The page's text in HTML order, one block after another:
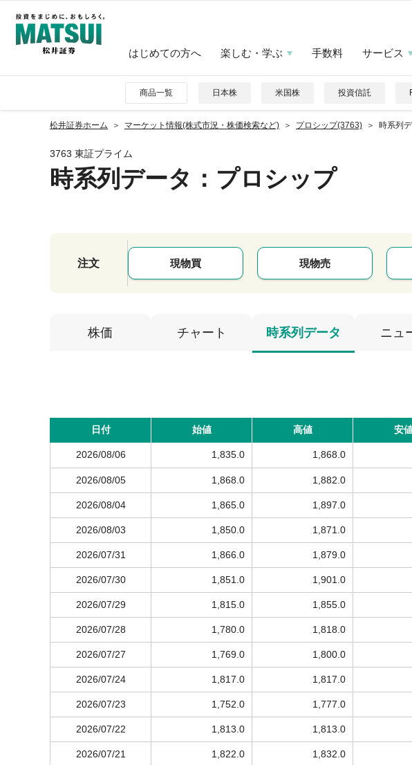
はじめての方へ 楽しむ・学ぶ 手数料 サービス
商品一覧 日本株 米国株 投資信託
松井証券ホーム マーケット情報(株式市況・株価検索など) プロシップ(3763) 時系列
3763 東証プライム
時系列データ ：プロシップ
注文 現物買 現物売
株価 チャート 時系列データ ニュ
日付 始値 高値 安
2026/08/06 1,835.0 1,868.0
2026/08/05 1,868.0 1,882.0
2026/08/04 1,865.0 1,897.0
2026/08/03 1,850.0 1,871.0
2026/07/31 1,866.0 1,879.0
2026/07/30 1,851.0 1,901.0
2026/07/29 1,815.0 1,855.0
2026/07/28 1,780.0 1,818.0
2026/07/27 1,769.0 1,800.0
2026/07/24 1,817.0 1,817.0
2026/07/23 1,752.0 1,777.0
2026/07/22 1,813.0 1,813.0
2026/07/21 1,822.0 1,832.0